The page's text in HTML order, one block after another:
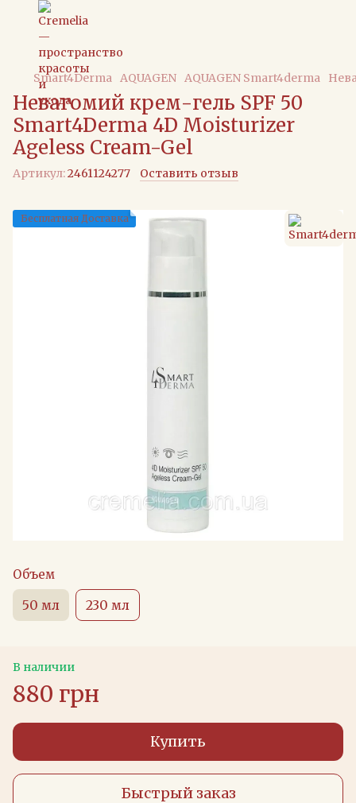
Smart4Derma AQUAGEN AQUAGEN Smart4derma
Невагомий крем-гель SPF 50
Smart4Derma 4D Moisturizer
Ageless Cream-Gel
Артикул:2461124277 Оставить отзыв
Бесплатная Доставка
Объем
50 мл 230 мл
В наличии
880 грн
Купить
Быстрый заказ